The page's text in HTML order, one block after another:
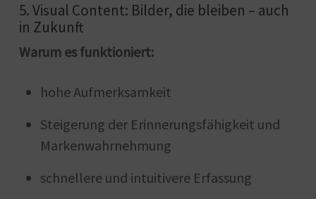
5. Visual Content: Bilder, die bleiben – auch
in Zukunft
Warum es funktioniert:
hohe Aufmerksamkeit
Steigerung der Erinnerungsfähigkeit und
Markenwahrnehmung
schnellere und intuitivere Erfassung